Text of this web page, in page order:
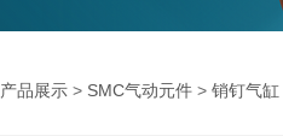
产品展示 > SMC气动元件 > 销钉气缸